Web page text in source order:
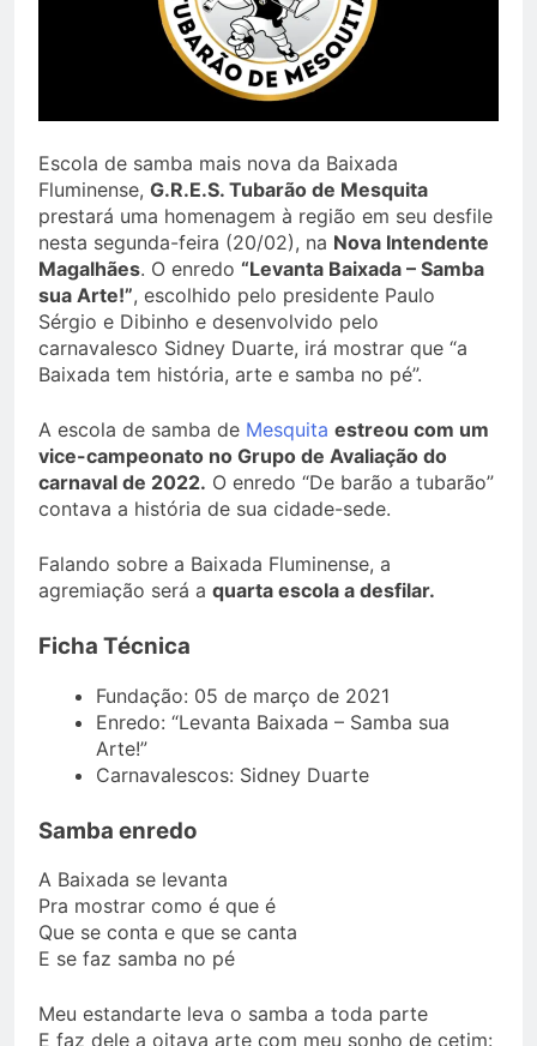
Escola de samba mais nova da Baixada
Fluminense, G.R.E.S. Tubarão de Mesquita
prestará uma homenagem à região em seu desfile
nesta segunda-feira (20/02), na Nova Intendente
Magalhães. O enredo “Levanta Baixada – Samba
sua Arte!”, escolhido pelo presidente Paulo
Sérgio e Dibinho e desenvolvido pelo
carnavalesco Sidney Duarte, irá mostrar que “a
Baixada tem história, arte e samba no pé”.
A escola de samba de Mesquita estreou com um
vice-campeonato no Grupo de Avaliação do
carnaval de 2022. O enredo “De barão a tubarão”
contava a história de sua cidade-sede.
Falando sobre a Baixada Fluminense, a
agremiação será a quarta escola a desfilar.
Ficha Técnica
Fundação: 05 de março de 2021
Enredo: “Levanta Baixada – Samba sua
Arte!”
Carnavalescos: Sidney Duarte
Samba enredo
A Baixada se levanta
Pra mostrar como é que é
Que se conta e que se canta
E se faz samba no pé
Meu estandarte leva o samba a toda parte
E faz dele a oitava arte com meu sonho de cetim: